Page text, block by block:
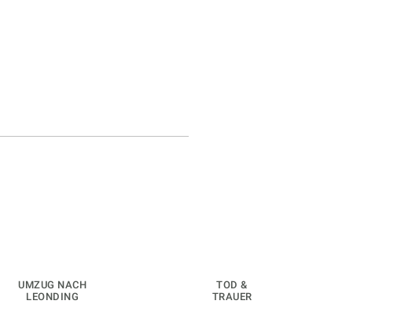
UMZUG NACH
LEONDING
TOD &
TRAUER